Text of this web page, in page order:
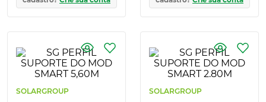
SOLARGROUP
SOLARGROUP